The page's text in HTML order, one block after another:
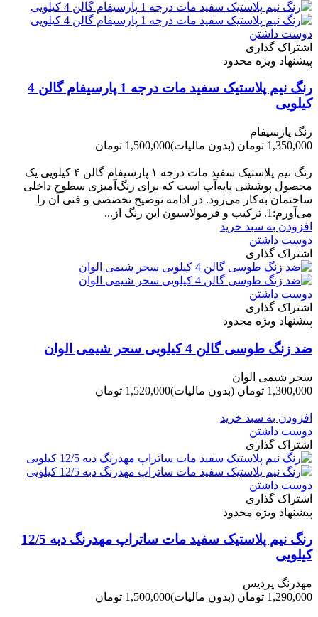
دوست داشتن
اشتراک گذاری
پیشنهاد ویژه محدود
رنگ نیم پلاستیک سفید مات درجه 1 پارسیفام گالن 4
کیلویی
رنگ پارسیفام
1,350,000 تومان
(بدون مالیات)1,500,000 تومان
رنگ نیم‌ پلاستیک سفید مات درجه ۱ پارسیفام گالن ۴ کیلویی یک
محصول پوششی پایه‌آب است که برای رنگ‌آمیزی سطوح داخلی
ساختمان به‌کار می‌رود. در ادامه توضیح تخصصی و فنی آن را
می‌آورم:1. ترکیب و فرمولاسیون این رنگ از...
افزودن به سبد خرید
دوست داشتن
اشتراک گذاری
دوست داشتن
اشتراک گذاری
پیشنهاد ویژه محدود
ضد زنگ طوسی گالن 4 کیلویی سحر شیمی الوان
سحر شیمی الوان
1,300,000 تومان
(بدون مالیات)1,520,000 تومان
افزودن به سبد خرید
دوست داشتن
اشتراک گذاری
دوست داشتن
اشتراک گذاری
پیشنهاد ویژه محدود
رنگ نیم پلاستیک سفید مات ساتراپ مهدرنگ دبه 12/5
کیلویی
مهدرنگ پردیس
1,290,000 تومان
(بدون مالیات)1,500,000 تومان